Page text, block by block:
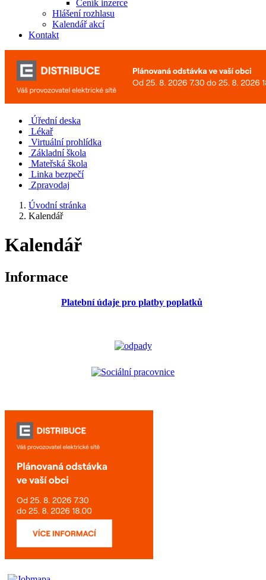
Ceník inzerce
Hlášení rozhlasu
Kalendář akcí
Kontakt
Úřední deska
Lékař
Virtuální prohlídka
Základní škola
Mateřská škola
Linka bezpečí
Zpravodaj
Úvodní stránka
Kalendář
Kalendář
Informace
Platební údaje pro platby poplatků